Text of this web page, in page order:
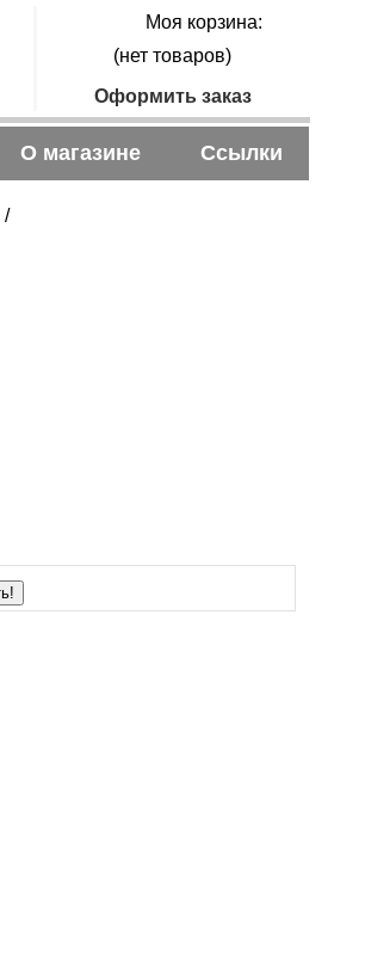
Моя корзина:
(нет товаров)
Оформить заказ
О магазине Ссылки
/